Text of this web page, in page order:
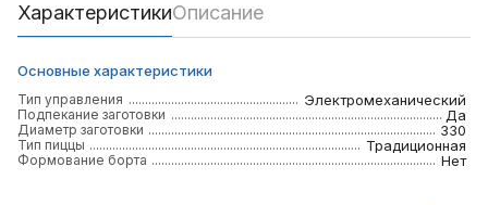
ХарактеристикиОписание
Основные характеристики
Тип управления Электромеханический
Подпекание заготовки Да
Диаметр заготовки 330
Тип пиццы Традиционная
Формование борта Нет